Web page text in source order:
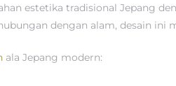
estetika tradisional Jepang
dengan alam, desain
ala Jepang modern: